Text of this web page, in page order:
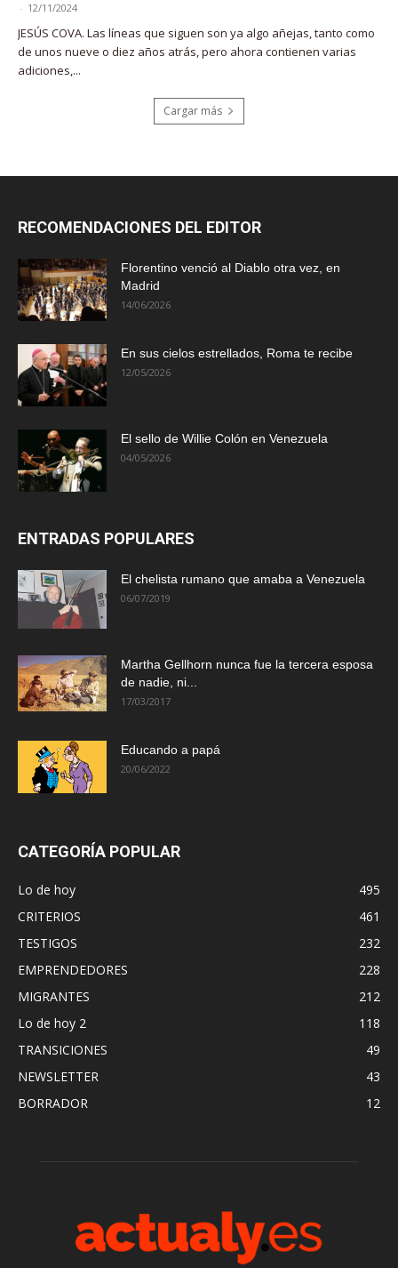
- 12/11/2024
JESÚS COVA. Las líneas que siguen son ya algo añejas, tanto como
de unos nueve o diez años atrás, pero ahora contienen varias
adiciones,...
Cargar más
RECOMENDACIONES DEL EDITOR
Florentino venció al Diablo otra vez, en
Madrid
14/06/2026
En sus cielos estrellados, Roma te recibe
12/05/2026
El sello de Willie Colón en Venezuela
04/05/2026
ENTRADAS POPULARES
El chelista rumano que amaba a Venezuela
06/07/2019
Martha Gellhorn nunca fue la tercera esposa
de nadie, ni...
17/03/2017
Educando a papá
20/06/2022
CATEGORÍA POPULAR
Lo de hoy
495
CRITERIOS
461
TESTIGOS
232
EMPRENDEDORES
228
MIGRANTES
212
Lo de hoy 2
118
TRANSICIONES
49
NEWSLETTER
43
BORRADOR
12